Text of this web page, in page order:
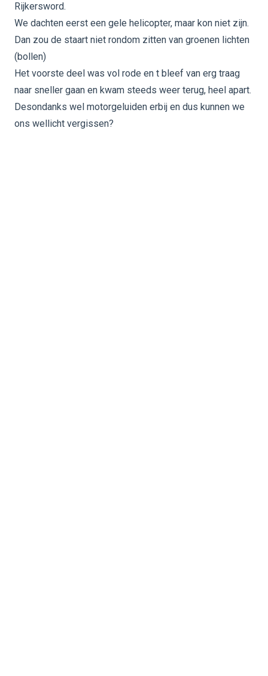
Rijkersword.
We dachten eerst een gele helicopter, maar kon niet zijn.
Dan zou de staart niet rondom zitten van groenen lichten
(bollen)
Het voorste deel was vol rode en t bleef van erg traag
naar sneller gaan en kwam steeds weer terug, heel apart.
Desondanks wel motorgeluiden erbij en dus kunnen we
ons wellicht vergissen?